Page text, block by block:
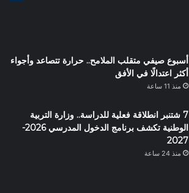
أسبوع صيفي متقلب الملامح.. حرارة تتصاعد وأجواء
أكثر اعتدالًا في الأفق
منذ 11 ساعة
7 شتنبر انطلاقة فعلية للدراسة.. وزارة التربية
الوطنية تكشف برنامج الدخول المدرسي 2026-
2027
منذ 24 ساعة